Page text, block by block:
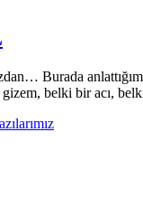
Burada
belki bir acı,